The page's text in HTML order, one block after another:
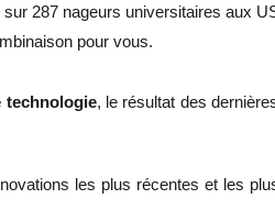
287 nageurs universitaires aux
pour vous.
technologie, le résultat des
les plus récentes et les